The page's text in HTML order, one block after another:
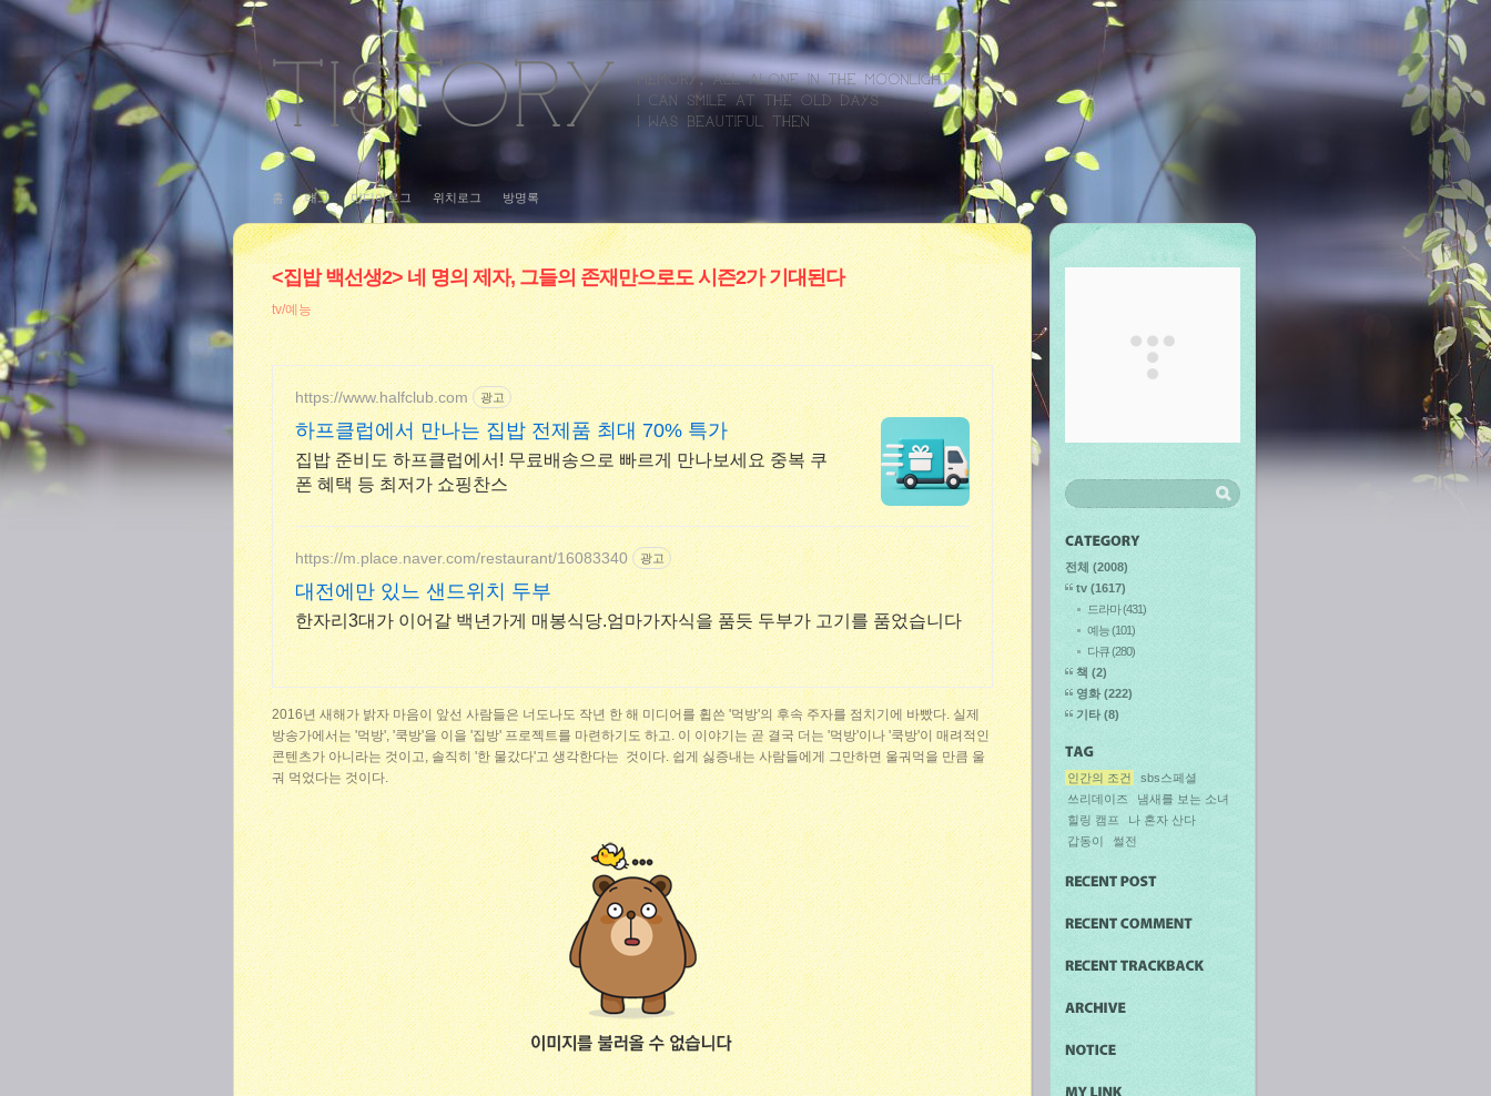
홈 태그 미디어로그 위치로그 방명록
<집밥 백선생2> 네 명의 제자, 그들의 존재만으로도 시즌2가 기대된다
tv/예능
https://www.halfclub.com 광고
하프클럽에서 만나는 집밥 전제품 최대 70% 특가
집밥 준비도 하프클럽에서! 무료배송으로 빠르게 만나보세요 중복 쿠
폰 혜택 등 최저가 쇼핑찬스
https://m.place.naver.com/restaurant/16083340 광고
대전에만 있느 샌드위치 두부
한자리3대가 이어갈 백년가게 매봉식당.엄마가자식을 품듯 두부가 고기를 품었습니다
2016년 새해가 밝자 마음이 앞선 사람들은 너도나도 작년 한 해 미디어를 휩쓴 '먹방'의 후속 주자를 점치기에 바빴다. 실제
방송가에서는 '먹방', '쿡방'을 이을 '집방' 프로젝트를 마련하기도 하고. 이 이야기는 곧 결국 더는 '먹방'이나 '쿡방'이 매려적인
콘텐츠가 아니라는 것이고, 솔직히 '한 물갔다'고 생각한다는 것이다. 쉽게 싫증내는 사람들에게 그만하면 울궈먹을 만큼 울
궈 먹었다는 것이다.
전체 (2008)
tv (1617)
드라마(431)
예능(101)
다큐(280)
책 (2)
영화(222)
기타 (8)
인간의 조건
sbs스페셜
쓰리데이즈
냄새를 보는 소녀
힐링 캠프
나 혼자 산다
갑동이
썰전